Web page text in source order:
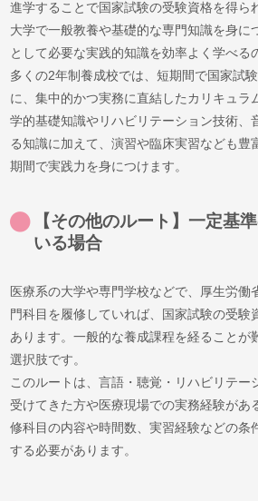
進学することで国家試験の受験資格を得ら
大学で一般教養や基礎的な専門知識を身に
として必要な実践的知識を効率よく学べる
多くの2年制養成校では、短期間で国家試
に、集中的かつ実務に直結したカリキュラ
学的基礎知識やリハビリテーション技術、
る知識に加えて、演習や臨床実習なども豊
期間で実践力を身につけます。
【その他のルート】一定基
いる場合
医療系の大学や専門学校などで、厚生労働
門科目を履修していれば、国家試験の受験
あります。一般的な養成課程を経ることが
選択肢です。
このルートは、言語・聴覚・リハビリテー
受けてきた方や医療現場での実務経験があ
修科目の内容や時間数、実習経験などの条
する必要があります。